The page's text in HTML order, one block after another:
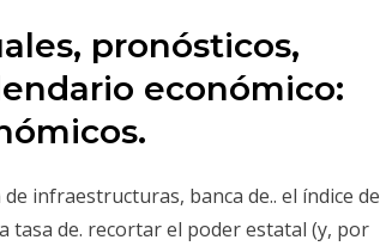
pronósticos,
económico:
infraestructuras, banca de.. el índice de
tasa de. recortar el poder estatal (y, por